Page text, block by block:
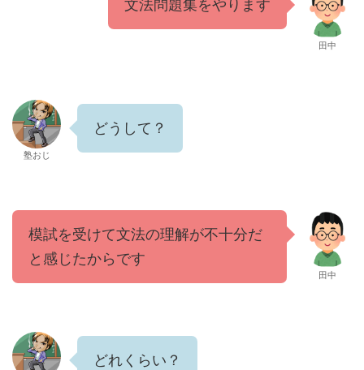
文法問題集をやります
田中
塾おじ
どうして？
模試を受けて文法の理解が不十分だ
と感じたからです
田中
どれくらい？